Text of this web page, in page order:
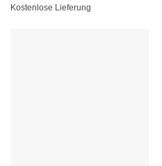
Kostenlose Lieferung